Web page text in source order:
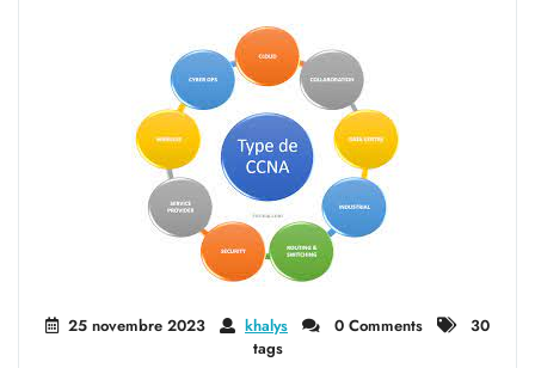
25 novembre 2023 khalys 0 Comments
30
tags